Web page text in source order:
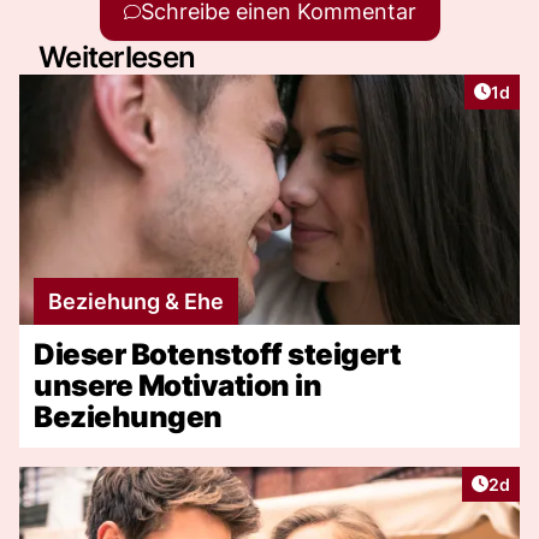
Schreibe einen Kommentar
Weiterlesen
1d
Beziehung & Ehe
Dieser Botenstoff steigert
unsere Motivation in
Beziehungen
2d